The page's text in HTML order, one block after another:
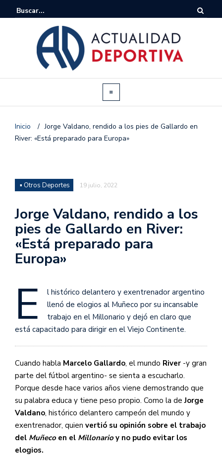
Inicio / Jorge Valdano, rendido a los pies de Gallardo en
River: «Está preparado para Europa»
▪ Otros Deportes 19 julio, 2022
Jorge Valdano, rendido a los
pies de Gallardo en River:
«Está preparado para
Europa»
E
l histórico delantero y exentrenador argentino
llenó de elogios al Muñeco por su incansable
trabajo en el Millonario y dejó en claro que
está capacitado para dirigir en el Viejo Continente.
Cuando habla Marcelo Gallardo, el mundo River -y gran
parte del fútbol argentino- se sienta a escucharlo.
Porque desde hace varios años viene demostrando que
su palabra educa y tiene peso propio. Como la deJorge
Valdano, histórico delantero campeón del mundo y
exentrenador, quien vertió su opinión sobre el trabajo
del Muñeco en el Millonarioy no pudo evitar los
elogios.